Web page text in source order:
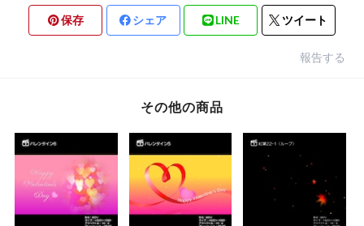
保存 シェア LINE ツイート
報告する
その他の商品